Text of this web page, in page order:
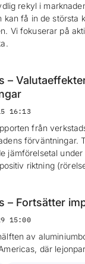
rekyl i
kan få in de största
Vi fokuserar på
–
16:13
från
förväntningar.
jämförelsetal
riktning
– Fortsätter
15:00
av
där